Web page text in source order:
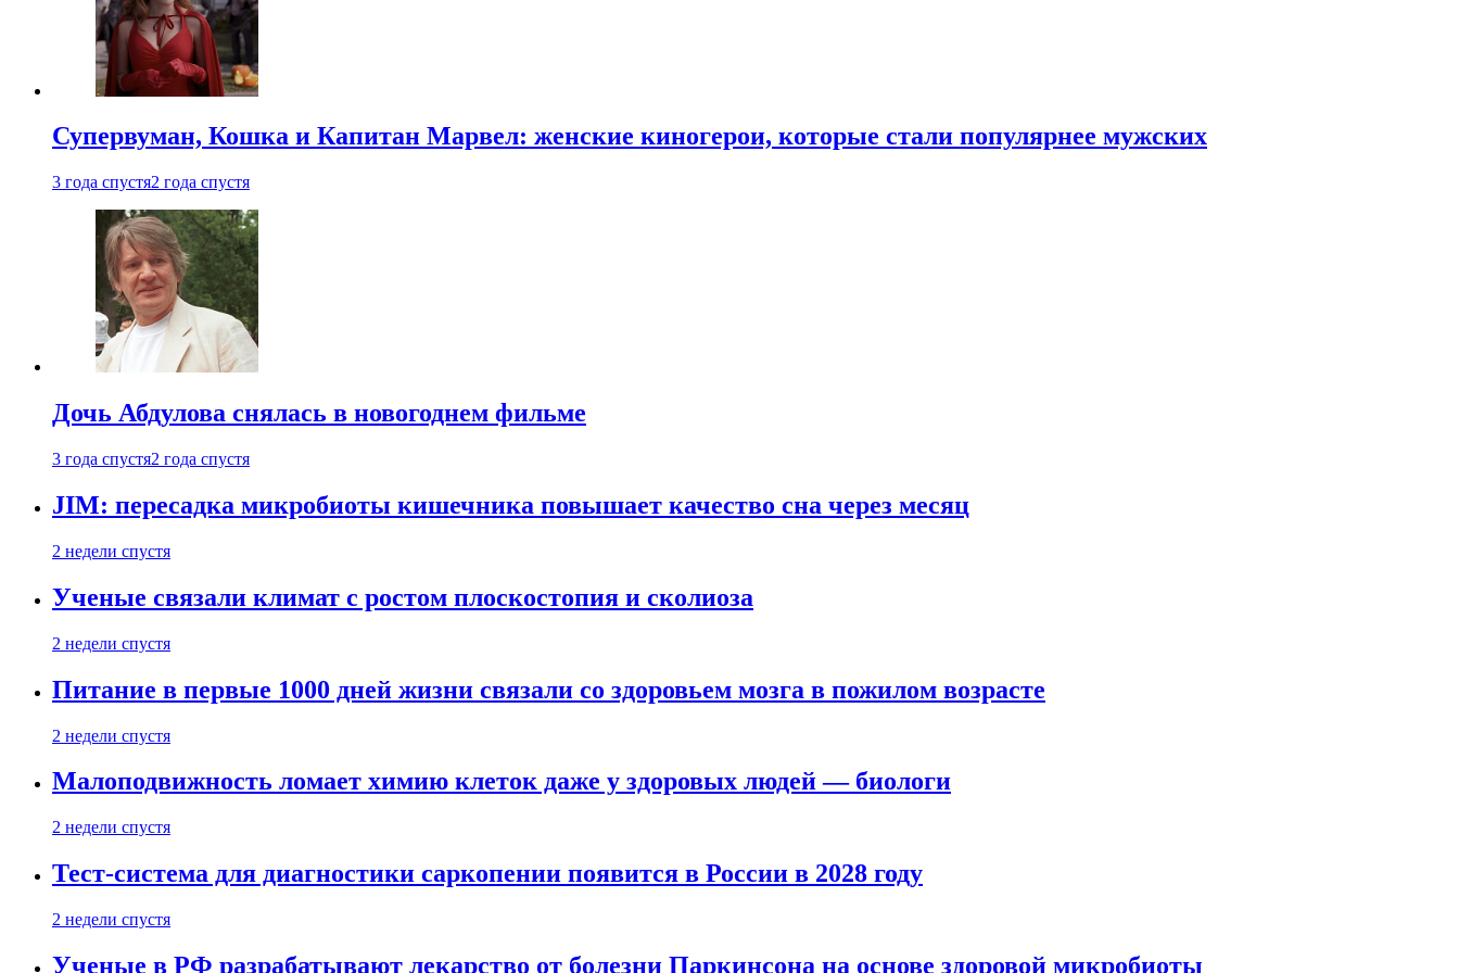
Супервуман, Кошка и Капитан Марвел: женские киногерои, которые стали популярнее мужских
3 года спустя2 года спустя
Дочь Абдулова снялась в новогоднем фильме
3 года спустя2 года спустя
JIM: пересадка микробиоты кишечника повышает качество сна через месяц
2 недели спустя
Ученые связали климат с ростом плоскостопия и сколиоза
2 недели спустя
Питание в первые 1000 дней жизни связали со здоровьем мозга в пожилом возрасте
2 недели спустя
Малоподвижность ломает химию клеток даже у здоровых людей — биологи
2 недели спустя
Тест-система для диагностики саркопении появится в России в 2028 году
2 недели спустя
Ученые в РФ разрабатывают лекарство от болезни Паркинсона на основе здоровой микробиоты